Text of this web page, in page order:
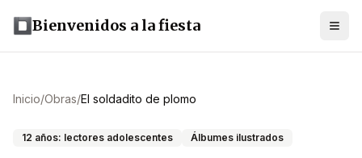
Bienvenidos a la fiesta
Inicio/Obras/El soldadito de plomo
12 años: lectores adolescentes Álbumes ilustrados